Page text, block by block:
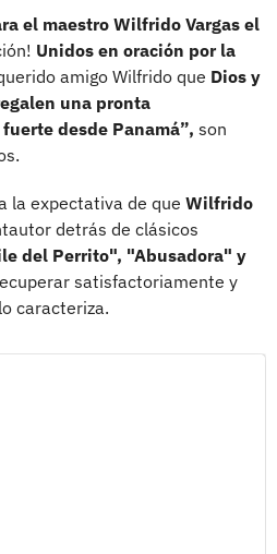
el maestro Wilfrido Vargas el
Unidos en oración por la
amigo Wilfrido que Dios y
una pronta
desde Panamá”, son
la expectativa de que Wilfrido
detrás de clásicos
del Perrito", "Abusadora" y
satisfactoriamente y
caracteriza.